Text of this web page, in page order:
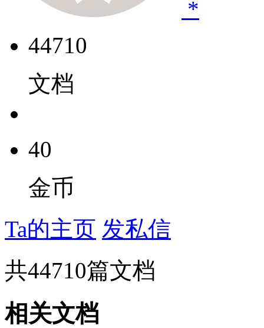
*
44710
文档
40
金币
Ta的主页 发私信
共44710篇文档
相关文档